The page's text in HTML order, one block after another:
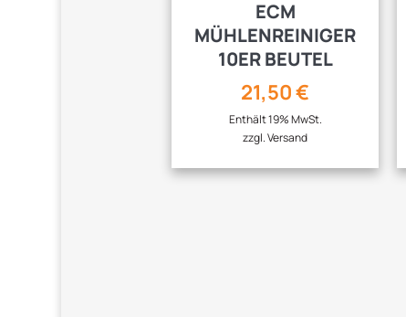
ECM
MÜHLENREINIGER
10ER BEUTEL
21,50€
Enthält 19% MwSt.
zzgl.Versand